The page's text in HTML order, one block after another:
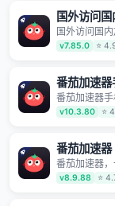
炒股等多场景
国外访问
国外访问国
盖，运营商专
打造，帮助
v7.85.0 ⭐
番茄加速器
番茄加速器
回国加速器
奇艺等，加
明日方舟、战
内各种服务,
港澳台地区
务，可以在海
v10.3.80 ⭐
番茄加速器
番茄加速器
用,视频加载
单易用。
v8.9.88 ⭐